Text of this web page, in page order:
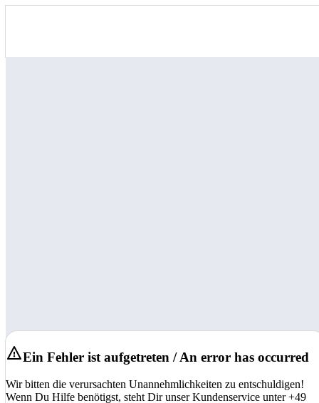
Ein Fehler ist aufgetreten / An error has occurred
Wir bitten die verursachten Unannehmlichkeiten zu entschuldigen!
Wenn Du Hilfe benötigst, steht Dir unser Kundenservice unter +49